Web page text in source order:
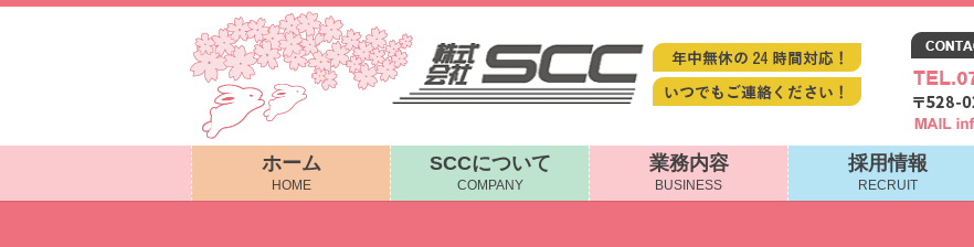
ホーム
HOME
SCCについて
COMPANY
業務内容
BUSINESS
採用情報
RECRUIT